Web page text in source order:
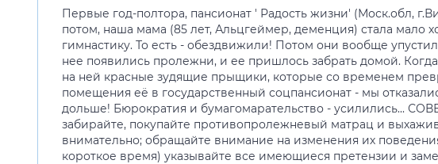
Первые год-полтора, пансионат ' Радость жизни' (Моск.обл,
потом, наша мама (85 лет, Альцгеймер, деменция) стала мало
гимнастику. То есть - обездвижили! Потом они вообще
нее появились пролежни, и ее пришлось забрать домой.
на ней красные зудящие прыщики, которые со временем
помещения её в государственный соцпансионат - мы
дольше! Бюрократия и бумагомарательство - усилились...
забирайте, покупайте противопролежневый матрац и
внимательно; обращайте внимание на изменения их
короткое время) указывайте все имеющиеся претензии и